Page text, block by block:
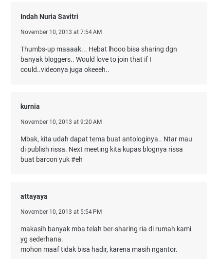
Indah Nuria Savitri
November 10, 2013 at 7:54 AM
Thumbs-up maaaak... Hebat lhooo bisa sharing dgn
banyak bloggers.. Would love to join that if I
could..videonya juga okeeeh..
kurnia
November 10, 2013 at 9:20 AM
Mbak, kita udah dapat tema buat antologinya.. Ntar mau
di publish rissa. Next meeting kita kupas blognya rissa
buat barcon yuk #eh
attayaya
November 10, 2013 at 5:54 PM
makasih banyak mba telah ber-sharing ria di rumah kami
yg sederhana.
mohon maaf tidak bisa hadir, karena masih ngantor.